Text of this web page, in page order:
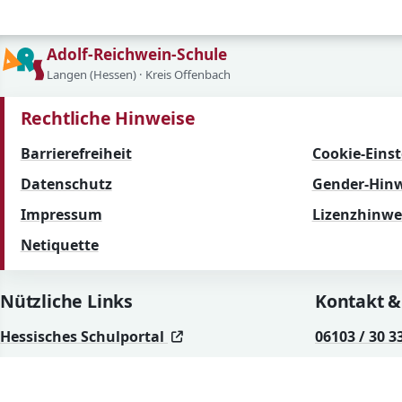
Adolf-Reichwein-Schule
Langen (Hessen) · Kreis Offenbach
Rechtliche Hinweise
Barrierefreiheit
Cookie-
Datenschutz
Gender-
Impressum
Netiquette
Nützliche Links
Hessisches Schulportal (öffnet in neuem Fenster)
(öffnet in neuem Fenster)
Kontakt
06103 / 30